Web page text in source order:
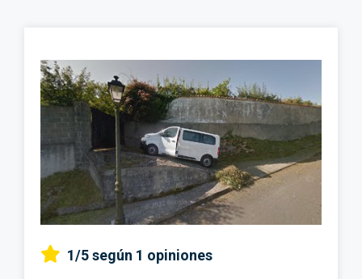
1/5según 1 opiniones